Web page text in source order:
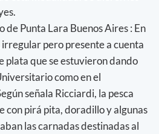
Punta Lara Buenos Aires : En
pero presente a cuenta
plata que se estuvieron dando
como en el
señala Ricciardi, la pesca
con pirá pita, doradillo y algunas
las carnadas destinadas al